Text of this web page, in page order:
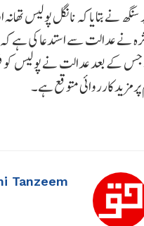
نے بتایا کہ نانگل پولیس
نے عدالت سے استدعا کی ہے کہ
کے بعد عدالت نے پولیس کو
مزید کارروائی متوقع ہے۔
Tanzeem